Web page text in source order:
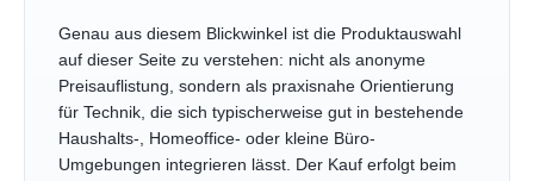
Genau aus diesem Blickwinkel ist die Produktauswahl
auf dieser Seite zu verstehen: nicht als anonyme
Preisauflistung, sondern als praxisnahe Orientierung
für Technik, die sich typischerweise gut in bestehende
Haushalts-, Homeoffice- oder kleine Büro-
Umgebungen integrieren lässt. Der Kauf erfolgt beim